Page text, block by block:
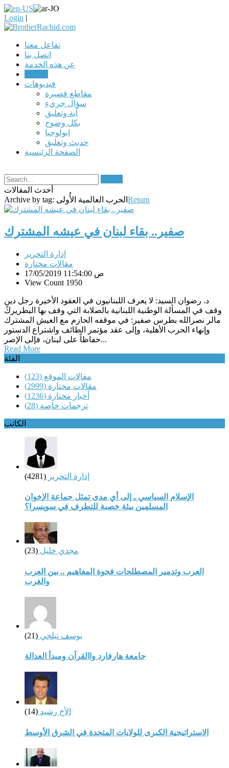
Login |
تفاعل معنا
اتصل بنا
عن هذه الخدمة
فيديوهات
مقاطع قصيرة
سؤال جريء
آية وتعليق
بكل وضوح
ابولوجيا
حديث وتعليق
الصفحة الرئيسية
أحدث المقالات
Archive by tag: الحرب العالمية الأُولى Return
صفير.. بقاء لبنان في عيشه المشترك
إدارة التحرير
مقالات مختارة
17/05/2019 11:54:00 ص
View Count 1950
د. رضوان السيد: لا يعرف اللبنانيون في العقود الأخيرة رجل دينٍ
وقف في المسألة الوطنية اللبنانية بالصلابة التي وقف بها البطريرك
مالر نصرالله بطرس صفير: في موقفه الحازم مع العيش المشترك
وإنهاء الحرب الأهلية، وإلى عقد مؤتمر الطائف واشتراع الدستور
حفاظاً على لبنان، فإلى الإصر...
Read More
الفئة
مقالات الموقع (123)
مقالات مختارة (2999)
أخبار مختارة (1236)
ترجمات خاصة (28)
الكاتب
إدارة التحرير (4281)
الإسلام السياسي ـ إلى أي مدى تمثل جماعة الإخوان
المسلمين بيئة خصبة للتطرف في سويسرا؟
مجدي خليل (23)
العرب وتدمير المصطلحات فجوة المفاهيم .. بين العرب
والغرب
يوسف تيلجي (21)
جامعة هارفارد واالقرآن ومبدأ العدالة
الأخ رشيد (14)
الاستراتيجية الكبرى للولايات المتحدة في الشرق الأوسط